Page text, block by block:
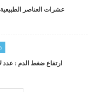
عشرات العناصر
ارتفاع ضغط الدم : عدد